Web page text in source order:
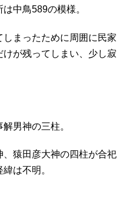
中鳥589の模様。
まったために周囲に民家
が残ってしまい、少し寂
男神の三柱。
猿田彦大神の四柱が合祀
は不明。